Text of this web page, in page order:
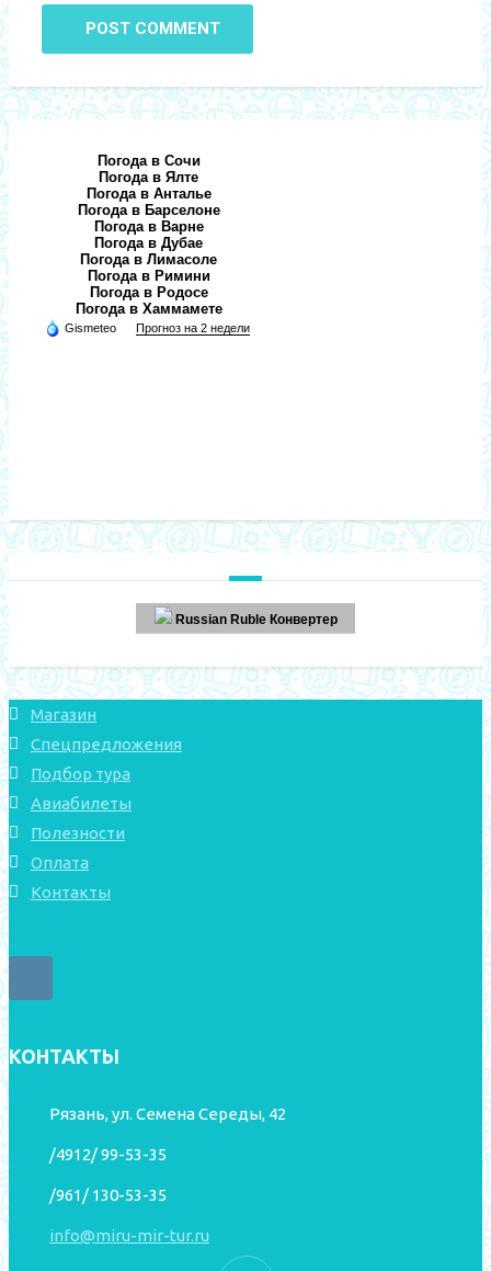
POST COMMENT
Погода в Сочи
Погода в Ялте
Погода в Анталье
Погода в Барселоне
Погода в Варне
Погода в Дубае
Погода в Лимасоле
Погода в Римини
Погода в Родосе
Погода в Хаммамете
Gismeteo Прогноз на 2 недели
Russian Ruble Конвертер
Магазин
Спецпредложения
Подбор тура
Авиабилеты
Полезности
Оплата
Контакты
КОНТАКТЫ
Рязань, ул. Семена Середы, 42
/4912/ 99-53-35
/961/ 130-53-35
info@miru-mir-tur.ru